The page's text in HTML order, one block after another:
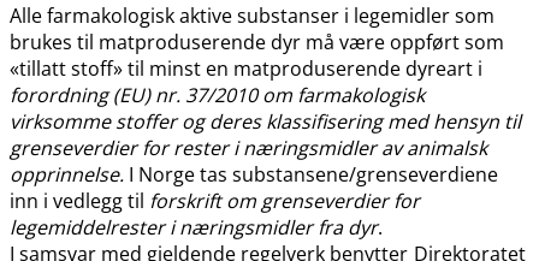
Alle farmakologisk aktive substanser i legemidler som
brukes til matproduserende dyr må være oppført som
«tillatt stoff» til minst en matproduserende dyreart i
forordning (EU) nr. 37/2010 om farmakologisk
virksomme stoffer og deres klassifisering med hensyn til
grenseverdier for rester i næringsmidler av animalsk
opprinnelse. I Norge tas substansene​/​grenseverdiene
inn i vedlegg til forskrift om grenseverdier for
legemiddelrester i næringsmidler fra dyr.
I samsvar med gjeldende regelverk benytter Direktoratet